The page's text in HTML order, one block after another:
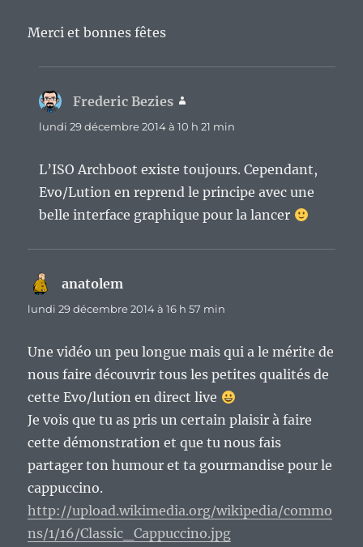
Merci et bonnes fêtes
Frederic Bezies
lundi 29 décembre 2014 à 10 h 21 min
L’ISO Archboot existe toujours. Cependant,
Evo/Lution en reprend le principe avec une
belle interface graphique pour la lancer
anatolem
lundi 29 décembre 2014 à 16 h 57 min
Une vidéo un peu longue mais qui a le mérite de
nous faire découvrir tous les petites qualités de
cette Evo/lution en direct live
Je vois que tu as pris un certain plaisir à faire
cette démonstration et que tu nous fais
partager ton humour et ta gourmandise pour le
cappuccino.
http://upload.wikimedia.org/wikipedia/commo
ns/1/16/Classic_Cappuccino.jpg